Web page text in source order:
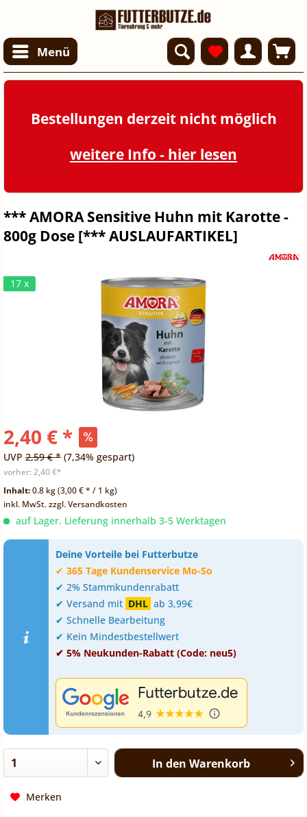
Menü
Bestellungen derzeit nicht möglich
weitere Info - hier lesen
*** AMORA Sensitive Huhn mit Karotte -
800g Dose [*** AUSLAUFARTIKEL]
17 x
2,40 € *
UVP 2,59 € * (7,34% gespart)
vorher: 2,40 €*
Inhalt:0.8 kg (3,00 € * / 1 kg)
inkl. MwSt.zzgl. Versandkosten
auf Lager. Lieferung innerhalb 3-5 Werktagen
Deine Vorteile bei Futterbutze
✔ 365 Tage Kundenservice Mo-So
✔ 2% Stammkundenrabatt
✔ Versand mit DHL ab 3,99€
✔ Schnelle Bearbeitung
✔ Kein Mindestbestellwert
✔ 5% Neukunden-Rabatt (Code: neu5)
In den Warenkorb
Merken